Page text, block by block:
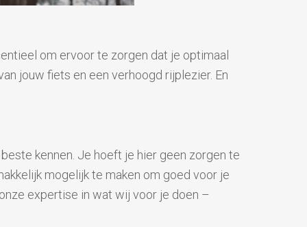
om ervoor te zorgen dat je optimaal
jouw fiets en een verhoogd rijplezier. En
kennen. Je hoeft je hier geen zorgen te
mogelijk te maken om goed voor je
expertise in wat wij voor je doen –